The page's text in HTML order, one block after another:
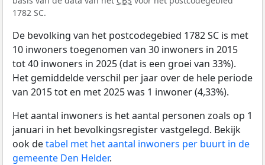
1782 SC.
De bevolking van het postcodegebied 1782 SC is met
10 inwoners toegenomen van 30 inwoners in 2015
tot 40 inwoners in 2025 (dat is een groei van 33%).
Het gemiddelde verschil per jaar over de hele periode
van 2015 tot en met 2025 was 1 inwoner (4,33%).
Het aantal inwoners is het aantal personen zoals op 1
januari in het bevolkingsregister vastgelegd. Bekijk
ook detabel met het aantal inwoners per buurt in de
gemeente Den Helder.